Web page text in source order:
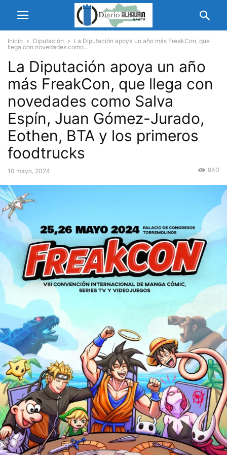
Inicio Diputación
La Diputación apoya un año más FreakCon, que
llega con novedades como...
La Diputación apoya un año
más FreakCon, que llega con
novedades como Salva
Espín, Juan Gómez-Jurado,
Eothen, BTA y los primeros
foodtrucks
10 mayo, 2024 940